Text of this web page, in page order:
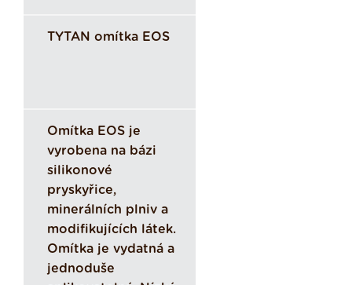
TYTAN omítka EOS
Omítka EOS je
vyrobena na bázi
silikonové
pryskyřice,
minerálních plniv a
modifikujících látek.
Omítka je vydatná a
jednoduše